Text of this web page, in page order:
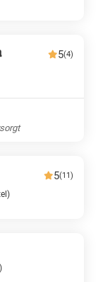
5(4)
5(11)